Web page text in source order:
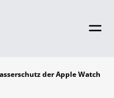
der Apple Watch